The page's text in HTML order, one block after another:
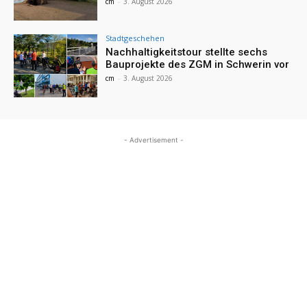
Stadtgeschehen
Nachhaltigkeitstour stellte sechs
Bauprojekte des ZGM in Schwerin vor
cm - 3. August 2026
- Advertisement -